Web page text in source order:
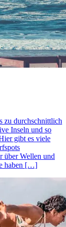
zu durchschnittlich
Inseln und so
gibt es viele
über Wellen und
haben […]